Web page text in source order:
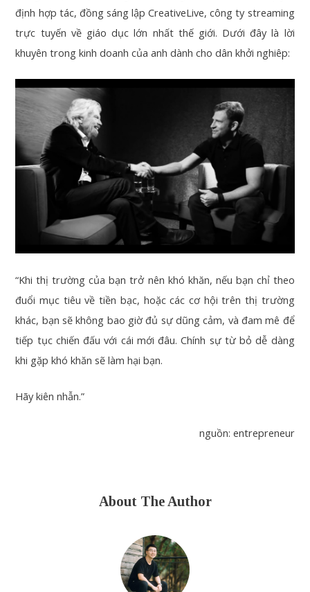
định hợp tác, đồng sáng lập CreativeLive, công ty streaming
trực tuyến về giáo dục lớn nhất thế giới. Dưới đây là lời
khuyên trong kinh doanh của anh dành cho dân khởi nghiêp:
“Khi thị trường của bạn trở nên khó khăn, nếu bạn chỉ theo
đuổi mục tiêu về tiền bạc, hoặc các cơ hội trên thị trường
khác, bạn sẽ không bao giờ đủ sự dũng cảm, và đam mê để
tiếp tục chiến đấu với cái mới đâu. Chính sự từ bỏ dễ dàng
khi gặp khó khăn sẽ làm hại bạn.
Hãy kiên nhẫn.”
nguồn: entrepreneur
About The Author